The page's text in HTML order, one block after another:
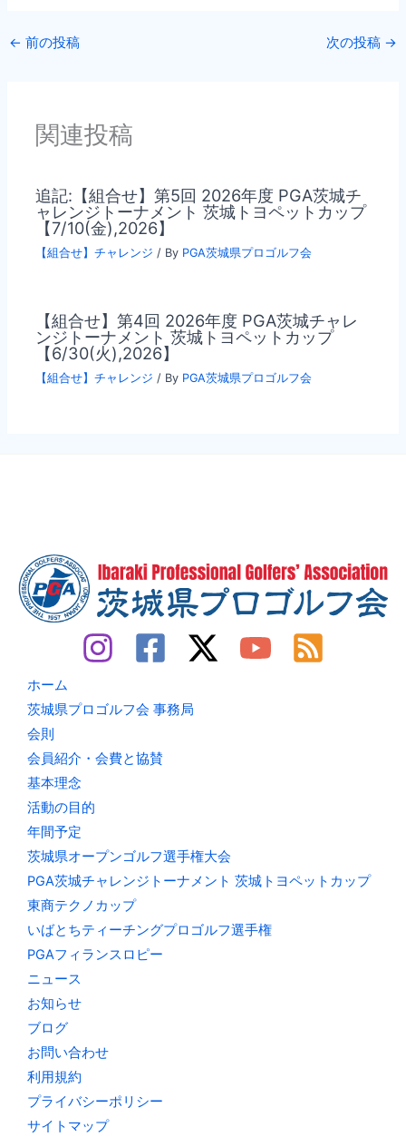
← 前の投稿 次の投稿 →
関連投稿
追記:【組合せ】第5回 2026年度 PGA茨城チ
ャレンジトーナメント 茨城トヨペットカップ
【7/10(金),2026】
【組合せ】チャレンジ / By PGA茨城県プロゴルフ会
【組合せ】第4回 2026年度 PGA茨城チャレ
ンジトーナメント 茨城トヨペットカップ
【6/30(火),2026】
【組合せ】チャレンジ / By PGA茨城県プロゴルフ会
ホーム
茨城県プロゴルフ会 事務局
会則
会員紹介・会費と協賛
基本理念
活動の目的
年間予定
茨城県オープンゴルフ選手権大会
PGA茨城チャレンジトーナメント 茨城トヨペットカップ
東商テクノカップ
いばとちティーチングプロゴルフ選手権
PGAフィランスロピー
ニュース
お知らせ
ブログ
お問い合わせ
利用規約
プライバシーポリシー
サイトマップ